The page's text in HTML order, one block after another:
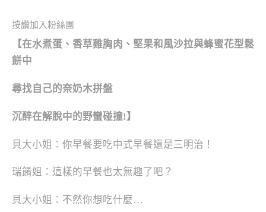
按讚加入粉絲團
【在水煮蛋、香草雞胸肉、堅果和風沙拉與蜂蜜花型鬆
餅中
尋找自己的奈奶木拼盤
沉醉在解脫中的野蠻碰撞!】
貝大小姐：你早餐要吃中式早餐還是三明治！
瑞餚姐：這樣的早餐也太無趣了吧？
貝大小姐：不然你想吃什麼…